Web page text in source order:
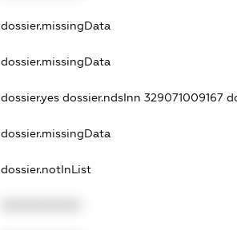
dossier.missingData
dossier.missingData
dossier.yesdossier.ndsInn 329071009167
dossier.missingData
dossier.notInList